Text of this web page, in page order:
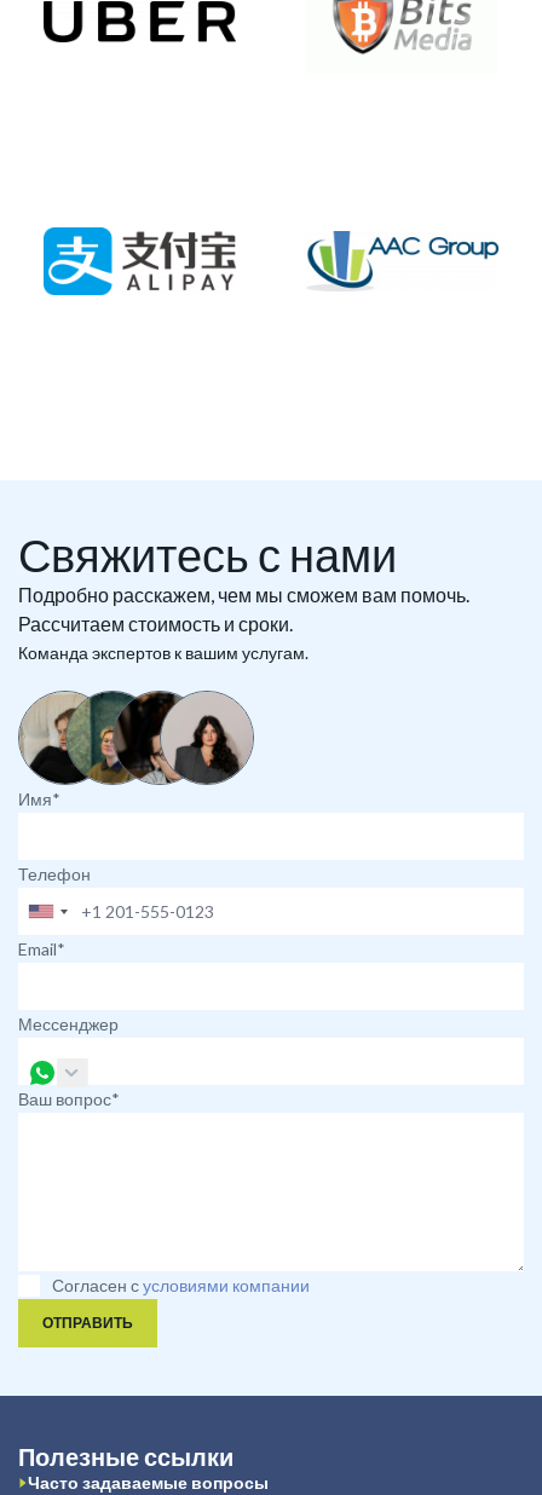
Свяжитесь с нами
Подробно расскажем, чем мы сможем вам помочь.
Рассчитаем стоимость и сроки.
Команда экспертов к вашим услугам.
Имя*
Телефон
Email*
Мессенджер
Ваш вопрос*
Согласен сусловиями компании
ОТПРАВИТЬ
Полезные ссылки
Часто задаваемые вопросы